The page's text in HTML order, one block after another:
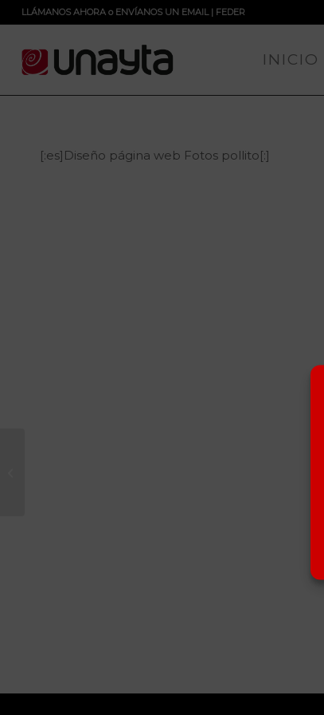
LLÁMANOS AHORAo ENVÍANOS UN EMAIL| FEDER
INICIO
[:es]Diseño página web Fotos pollito[:]